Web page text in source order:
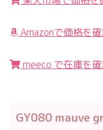
Amazonで価格を
meeco で在庫を
GY080 mauve